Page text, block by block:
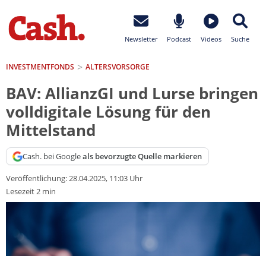
Newsletter Podcast Videos Suche
INVESTMENTFONDS ALTERSVORSORGE
BAV: AllianzGI und Lurse bringen
volldigitale Lösung für den
Mittelstand
Cash. bei Googleals bevorzugte Quelle markieren
Veröffentlichung:28.04.2025, 11:03 Uhr
Lesezeit 2 min